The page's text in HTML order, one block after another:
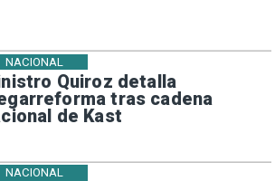
Quiroz detalla
tras cadena
de Kast
NACIONAL
NACIONAL